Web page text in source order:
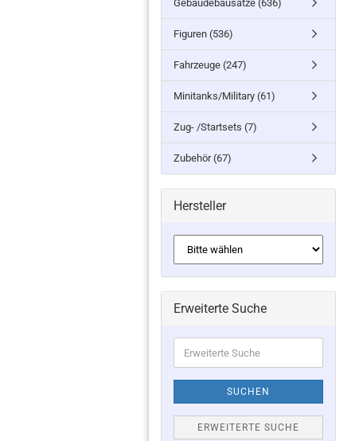
Gebäudebausätze (636)
Figuren (536)
Fahrzeuge (247)
Minitanks/Military (61)
Zug- /Startsets (7)
Zubehör (67)
Hersteller
Erweiterte Suche
Suche
SUCHEN
ERWEITERTE SUCHE